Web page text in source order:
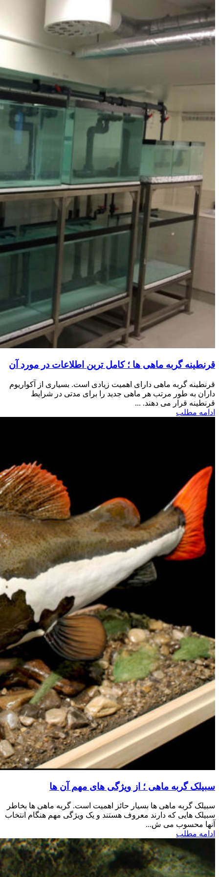
قرنطینه گربه ماهی ها ؛ کامل ترین اطلاعات در مورد آن
قرنطینه گربه ماهی دارای اهمیت زیادی است. بسیاری از آکواریوم
داران به طور مرتب هر ماهی جدید را برای مدتی در شرایط
قرنطینه قرار می دهند. ...
ادامه مطلب
سبیلک گربه ماهی ؛ از ویژگی های مهم آن ها
سبیلک گربه ماهی ها بسیار حائز اهمیت است. گربه ماهی ها بخاطر
سبیلک هایی که دارند معروف هستند و یک ویژگی مهم هنگام انتخاب
آنها محسوب می ش...
ادامه مطلب